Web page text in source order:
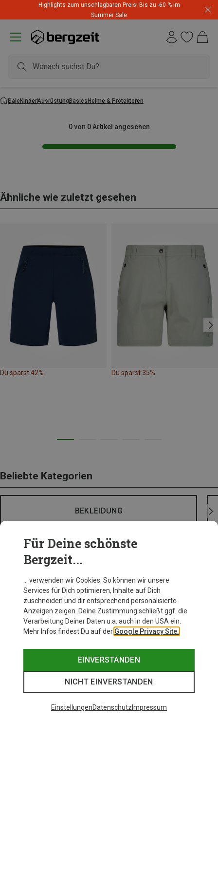
Highlights zum unschlagbaren Preis! Bis zu -60 % im
Summer Sale
SaleKinderAusrüstungBasicsHelme & Protektoren
0 von 0 Artikel angesehen
Ähnliche wie zuletzt gesehen
Du sparst 42% Du sparst 35%
Beliebte Kategorien
BEKLEIDUNG
Für Deine schönste
Bergzeit...
… verwenden wir Cookies. So können wir unsere
Services für Dich optimieren, Inhalte auf Dich
zuschneiden und dir entsprechend personalisierte
Anzeigen zeigen. Deine Zustimmung schließt ggf. die
Verarbeitung Deiner Daten u.a. auch in den USA ein.
Mehr Infos findest Du auf der Google Privacy Site.
EINVERSTANDEN
NICHT EINVERSTANDEN
EinstellungenDatenschutz Impressum